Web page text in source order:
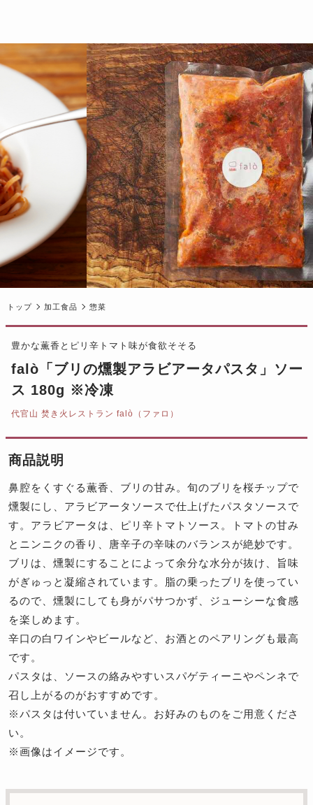
トップ 加工食品 惣菜
豊かな薫香とピリ辛トマト味が食欲そそる
falò「ブリの燻製アラビアータパスタ」ソー
ス 180g ※冷凍
代官山 焚き火レストラン falò（ファロ）
商品説明
鼻腔をくすぐる薫香、ブリの甘み。旬のブリを桜チップで
燻製にし、アラビアータソースで仕上げたパスタソースで
す。アラビアータは、ピリ辛トマトソース。トマトの甘み
とニンニクの香り、唐辛子の辛味のバランスが絶妙です。
ブリは、燻製にすることによって余分な水分が抜け、旨味
がぎゅっと凝縮されています。脂の乗ったブリを使ってい
るので、燻製にしても身がパサつかず、ジューシーな食感
を楽しめます。
辛口の白ワインやビールなど、お酒とのペアリングも最高
です。
パスタは、ソースの絡みやすいスパゲティーニやペンネで
召し上がるのがおすすめです。
※パスタは付いていません。お好みのものをご用意くださ
い。
※画像はイメージです。